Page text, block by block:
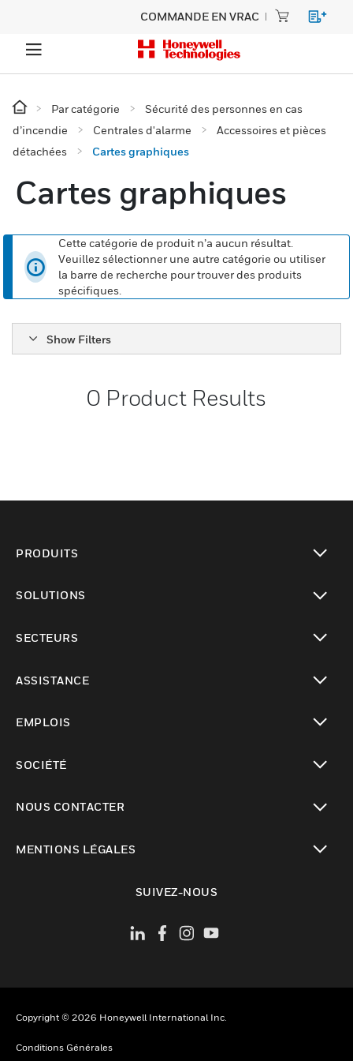
COMMANDE EN VRAC
Par catégorie
Sécurité des personnes en cas
d’incendie
Centrales d'alarme
Accessoires et pièces
détachées
Cartes graphiques
Cartes graphiques
Cette catégorie de produit n’a aucun résultat.
Veuillez sélectionner une autre catégorie ou utiliser
la barre de recherche pour trouver des produits
spécifiques.
Show Filters
0 Product Results
PRODUITS
SOLUTIONS
SECTEURS
ASSISTANCE
EMPLOIS
SOCIÉTÉ
NOUS CONTACTER
MENTIONS LÉGALES
SUIVEZ-NOUS
Copyright © 2026 Honeywell International Inc.
Conditions Générales